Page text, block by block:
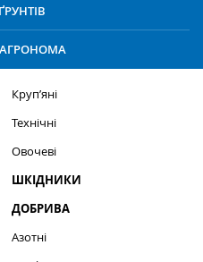
Круп’яні
Технічні
Овочеві
ШКІДНИКИ
ДОБРИВА
Азотні